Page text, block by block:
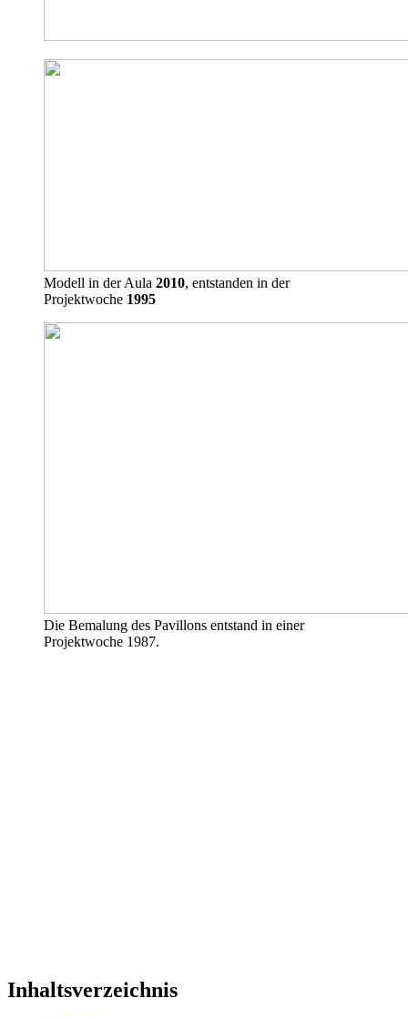
Modell in der Aula 2010, entstanden in der
Projektwoche 1995
Die Bemalung des Pavillons entstand in einer
Projektwoche 1987.
Inhaltsverzeichnis